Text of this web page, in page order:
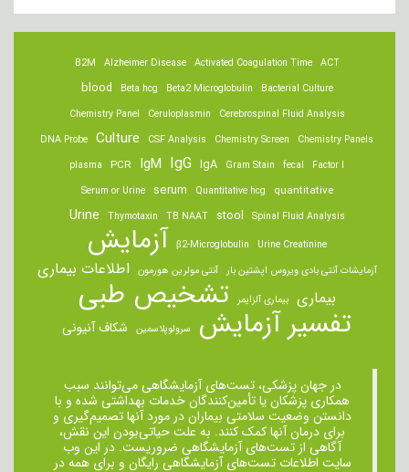
ACT
Activated Coagulation Time
Alzheimer Disease
B2M
Bacterial Culture
Beta2 Microglobulin
Beta hcg
blood
Cerebrospinal Fluid Analysis
Ceruloplasmin
Chemistry Panel
Chemistry Panels
Chemistry Screen
CSF Analysis
Culture
DNA Probe
Factor I
fecal
Gram Stain
IgA
IgG
IgM
PCR
plasma
quantitative
Quantitative hcg
serum
Serum or Urine
Spinal Fluid Analysis
stool
TB NAAT
Thymotaxin
Urine
Urine Creatinine
β2-Microglobulin آزمایش
آزمایشات آنتی بادی ویروس اپشتین بار آنتی مولرین هورمون اطلاعات بیماری
بیماری بیماری آلزایمر تشخیص طبی
تفسیر آزمایش سرولوپلاسمین شکاف آنیونی
در جهان پزشکی، تست‌های آزمایشگاهی می‌توانند سبب
همکاری پزشکان یا تأمین‌کنندگان خدمات بهداشتی شده و با
دانستن وضعیت سلامتی بیماران در مورد آنها تصمیم‌گیری و
برای درمان ‌آنها کمک کنند. به علت حیاتی‌بودن این نقش،
آگاهی از تست‌های آزمایشگاهی ضروریست. در این وب
سایت اطلاعات تست‌های آزمایشگاهی رایگان و برای همه در